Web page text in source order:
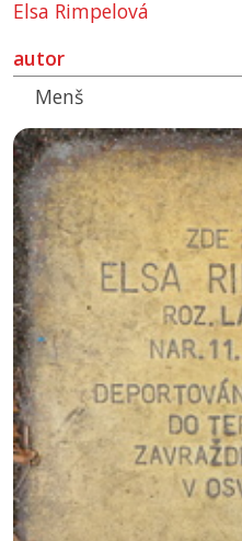
Elsa Rimpelová
autor
Menš